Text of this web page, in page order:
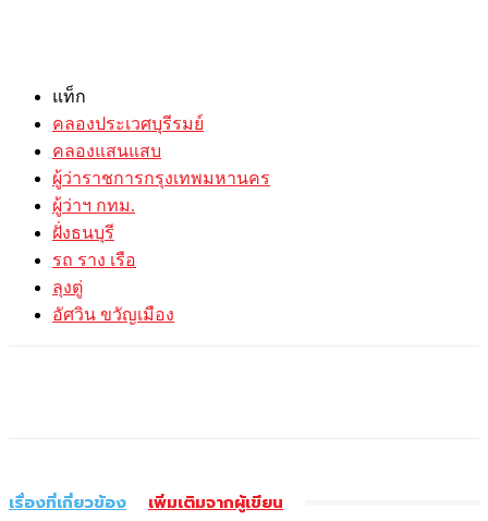
แท็ก
คลองประเวศบุรีรมย์
คลองแสนแสบ
ผู้ว่าราชการกรุงเทพมหานคร
ผู้ว่าฯ กทม.
ฝั่งธนบุรี
รถ ราง เรือ
ลุงตู่
อัศวิน ขวัญเมือง
เรื่องที่เกี่ยวข้อง เพิ่มเติมจากผู้เขียน